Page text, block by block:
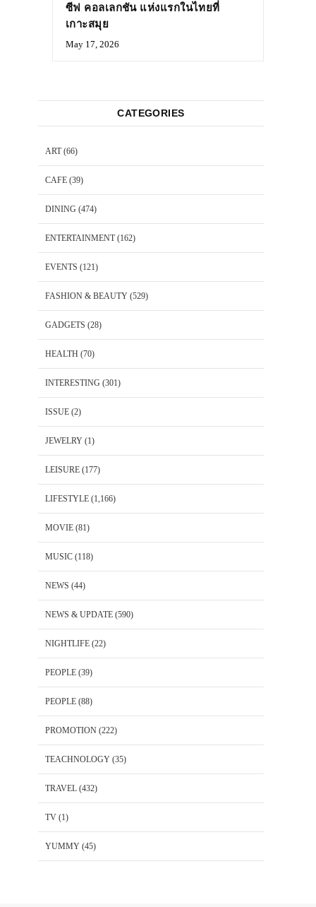
ซีฟ คอลเลกชัน แห่งแรกในไทยที่
เกาะสมุย
May 17, 2026
CATEGORIES
ART(66)
CAFE (39)
DINING (474)
ENTERTAINMENT(162)
EVENTS (121)
FASHION & BEAUTY (529)
GADGETS (28)
HEALTH (70)
INTERESTING (301)
ISSUE (2)
JEWELRY (1)
LEISURE (177)
LIFESTYLE (1,166)
MOVIE (81)
MUSIC (118)
NEWS (44)
NEWS & UPDATE (590)
NIGHTLIFE (22)
PEOPLE (39)
PEOPLE (88)
PROMOTION (222)
TEACHNOLOGY (35)
TRAVEL (432)
TV (1)
YUMMY (45)